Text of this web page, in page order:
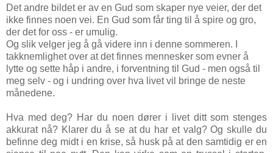
Det andre bildet er av en Gud som skaper nye veier, der det
ikke finnes noen vei. En Gud som får ting til å spire og gro,
der det for oss - er umulig.
Og slik velger jeg å gå videre inn i denne sommeren. I
takknemlighet over at det finnes mennesker som evner å
lytte og sette håp i andre, i forventning til Gud - men også til
meg selv - og i undring over hva livet vil bringe de neste
månedene.
Hva med deg? Har du noen dører i livet ditt som stenges
akkurat nå? Klarer du å se at du har et valg? Og skulle du
befinne deg midt i en krise, så husk på at den samtidig er en